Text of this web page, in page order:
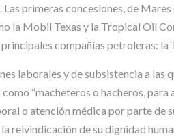
Las primeras concesiones, de
la Mobil Texas y la Tropical Oil
compañías petroleras: la
laborales y de subsistencia a las
“macheteros o hacheros, para
o atención médica por parte de
reivindicación de su dignidad